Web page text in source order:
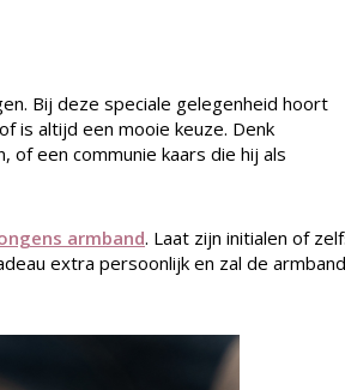
Bij deze speciale gelegenheid hoort
is altijd een mooie keuze. Denk
een communie kaars die hij als
armband. Laat zijn initialen of
extra persoonlijk en zal de armband